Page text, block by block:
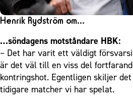
Henrik Rydström om…
…söndagens motståndare HBK:
– Det har varit ett väldigt
är det väl till en viss del
kontringshot. Egentligen skiljer
tidigare matcher vi har spelat.